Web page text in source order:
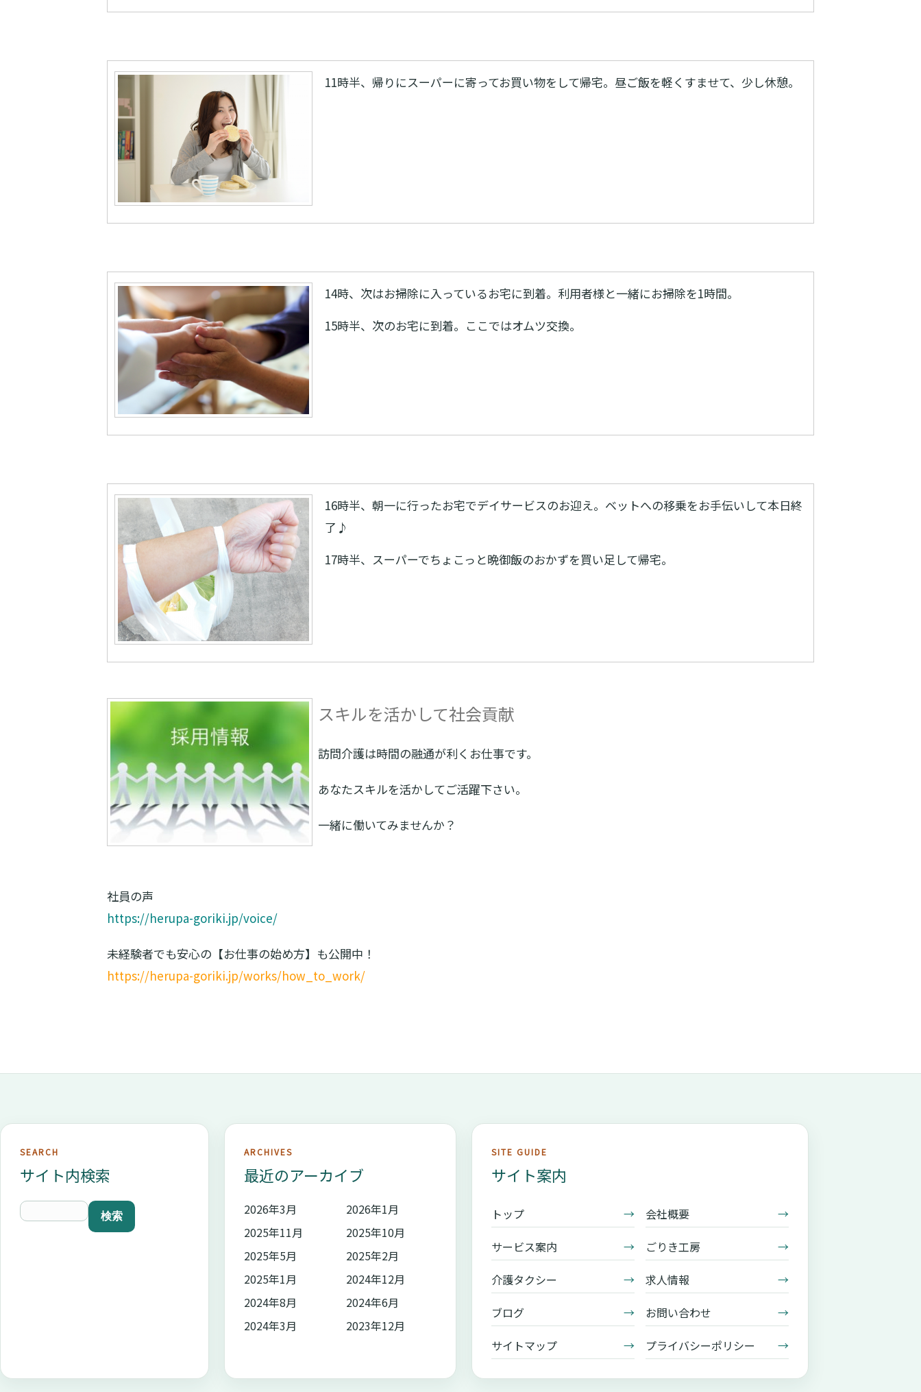
11時半、帰りにスーパーに寄ってお買い物をして帰宅。昼ご飯を軽くすませて、少し休憩。
14時、次はお掃除に入っているお宅に到着。利用者様と一緒にお掃除を1時間。
15時半、次のお宅に到着。ここではオムツ交換。
16時半、朝一に行ったお宅でデイサービスのお迎え。ベットへの移乗をお手伝いして本日終
了♪
17時半、スーパーでちょこっと晩御飯のおかずを買い足して帰宅。
スキルを活かして社会貢献
訪問介護は時間の融通が利くお仕事です。
あなたスキルを活かしてご活躍下さい。
一緒に働いてみませんか？
社員の声
https://herupa-goriki.jp/voice/
未経験者でも安心の【お仕事の始め方】も公開中！
https://herupa-goriki.jp/works/how_to_work/
SEARCH
サイト内検索
ARCHIVES
最近のアーカイブ
2026年3月
2026年1月
2025年11月
2025年10月
2025年5月
2025年2月
2025年1月
2024年12月
2024年8月
2024年6月
2024年3月
2023年12月
SITE GUIDE
サイト案内
トップ → 会社概要
→
サービス案内
→ ごりき工房
→
介護タクシー
→ 求人情報
→
ブログ
→ お問い合わせ
→
サイトマップ
→ プライバシーポリシー →